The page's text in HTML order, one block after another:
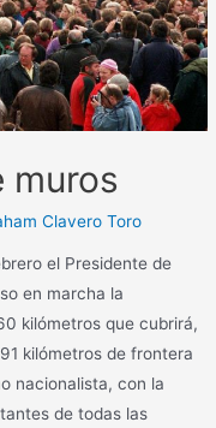
muros
Clavero Toro
el Presidente de
en marcha la
kilómetros que cubrirá,
kilómetros de frontera
nacionalista, con la
de todas las